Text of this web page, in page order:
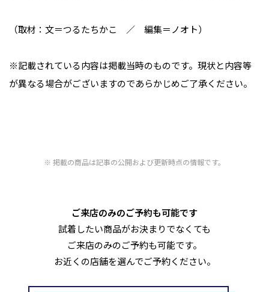
（取材：文＝つるたちかこ ／ 編集＝ノオト）
※記載されている内容は掲載当時のものです。現状と内容等
が異なる場合がございますのであらかじめご了承ください。
掲載の商品は記事の公開および更新時点の情報です。
ご来店のみのご予約も可能です
試着したい商品がお決まりでなくても
ご来店のみのご予約も可能です。
お近くの店舗を選んでご予約ください。